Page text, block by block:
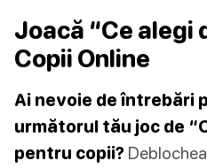
Joacă “Ce alegi
Copii Online
Ai nevoie de întrebări
următorul tău joc de
pentru copii?